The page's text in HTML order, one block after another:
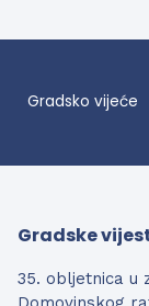
Gradsko vijeće
Gradske
35. obljetnica u